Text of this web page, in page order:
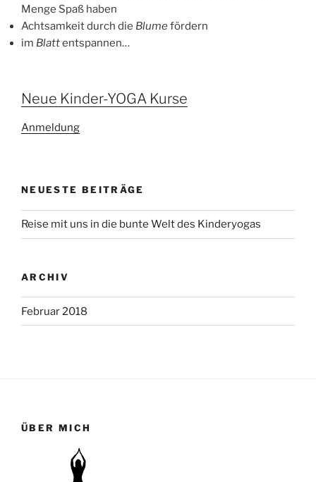
Menge Spaß haben
Achtsamkeit durch die Blumefördern
im Blattentspannen…
Neue Kinder-YOGA Kurse
Anmeldung
NEUESTE BEITRÄGE
Reise mit uns in die bunte Welt des Kinderyogas
ARCHIV
Februar 2018
ÜBER MICH